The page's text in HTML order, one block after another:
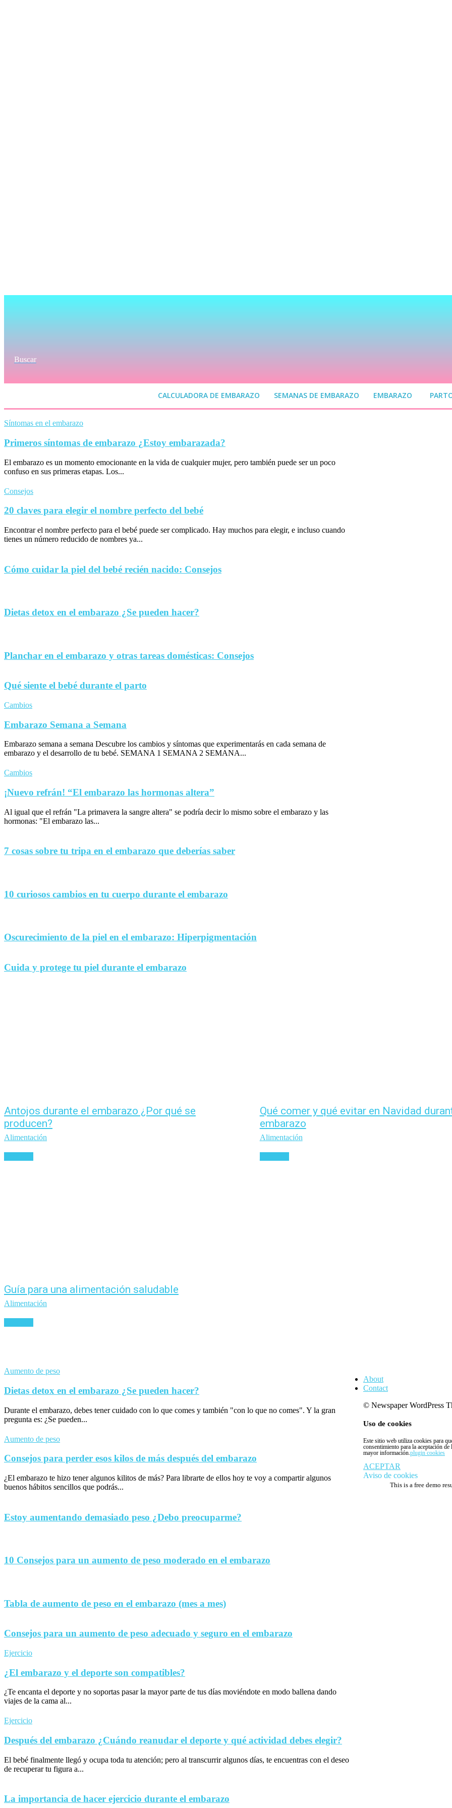
Buscar
CALCULADORA DE EMBARAZO SEMANAS DE EMBARAZO EMBARAZO
Síntomas en el embarazo
Primeros síntomas de embarazo ¿Estoy embarazada?
El embarazo es un momento emocionante en la vida de cualquier mujer, pero también puede ser un poco
confuso en sus primeras etapas. Los...
Consejos
20 claves para elegir el nombre perfecto del bebé
Encontrar el nombre perfecto para el bebé puede ser complicado. Hay muchos para elegir, e incluso cuando
tienes un número reducido de nombres ya...
Cómo cuidar la piel del bebé recién nacido: Consejos
Dietas detox en el embarazo ¿Se pueden hacer?
Planchar en el embarazo y otras tareas domésticas: Consejos
Qué siente el bebé durante el parto
Cambios
Embarazo Semana a Semana
Embarazo semana a semana Descubre los cambios y síntomas que experimentarás en cada semana de
embarazo y el desarrollo de tu bebé. SEMANA 1 SEMANA 2 SEMANA...
Cambios
¡Nuevo refrán! “El embarazo las hormonas altera”
Al igual que el refrán "La primavera la sangre altera" se podría decir lo mismo sobre el embarazo y las
hormonas: "El embarazo las...
7 cosas sobre tu tripa en el embarazo que deberías saber
10 curiosos cambios en tu cuerpo durante el embarazo
Oscurecimiento de la piel en el embarazo: Hiperpigmentación
Cuida y protege tu piel durante el embarazo
Antojos durante el embarazo ¿Por qué se
producen?
Alimentación
Qué comer y qué evitar en Navidad
embarazo
Alimentación
Guía para una alimentación saludable
Alimentación
Aumento de peso
Dietas detox en el embarazo ¿Se pueden hacer?
Durante el embarazo, debes tener cuidado con lo que comes y también "con lo que no comes". Y la gran
pregunta es: ¿Se pueden...
Aumento de peso
Consejos para perder esos kilos de más después del embarazo
¿El embarazo te hizo tener algunos kilitos de más? Para librarte de ellos hoy te voy a compartir algunos
buenos hábitos sencillos que podrás...
Estoy aumentando demasiado peso ¿Debo preocuparme?
10 Consejos para un aumento de peso moderado en el embarazo
Tabla de aumento de peso en el embarazo (mes a mes)
Consejos para un aumento de peso adecuado y seguro en el embarazo
Ejercicio
¿El embarazo y el deporte son compatibles?
¿Te encanta el deporte y no soportas pasar la mayor parte de tus días moviéndote en modo ballena dando
viajes de la cama al...
Ejercicio
Después del embarazo ¿Cuándo reanudar el deporte y qué actividad debes elegir?
El bebé finalmente llegó y ocupa toda tu atención; pero al transcurrir algunos días, te encuentras con el deseo
de recuperar tu figura a...
La importancia de hacer ejercicio durante el embarazo
About
Contact
© Newspaper WordPress
Uso de cookies
Este sitio web utiliza cookies para
consentimiento para la aceptación
mayor información.plugin cookies
ACEPTAR
Aviso de cookies
This is a free demo